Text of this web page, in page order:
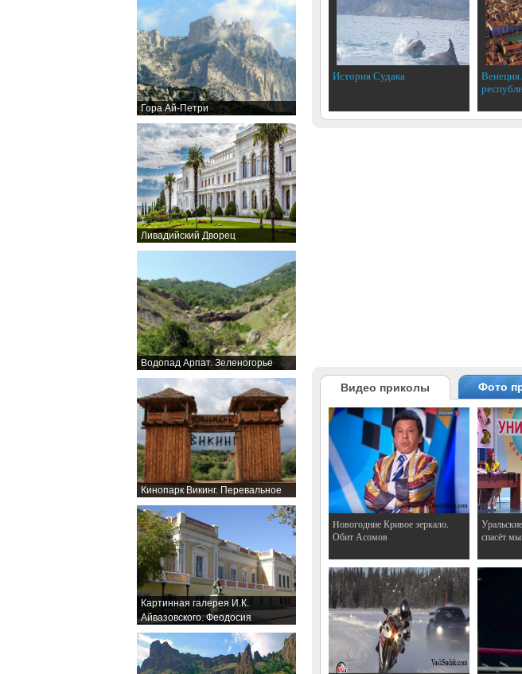
Гора Ай-Петри
Ливадийский Дворец
Водопад Арпат. Зеленогорье
Кинопарк Викинг. Перевальное
Картинная галерея И.К.
Айвазовского. Феодосия
История Судака
Видео приколы Фото
Hовогодние Кривое зеркало.
Обит Асомов
спасёт